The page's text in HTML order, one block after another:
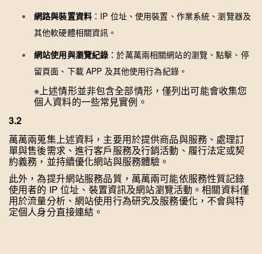
網路與裝置資料：IP 位址、使用裝置、作業系統、瀏覽器及
其他軟硬體相關資訊。
網站使用與瀏覽紀錄 ：於萬萬兩相關網站的瀏覽、點擊、停
留頁面、下載 APP 及其他使用行為紀錄。
※上述情形並非包含全部情形，僅列出可能會收集您
個人資料的一些常見實例。
3.2
萬萬兩蒐集上述資料，主要用於提供商品與服務、處理訂
單與售後需求、進行客戶服務及行銷活動、履行法定或契
約義務，並持續優化網站與服務體驗。
此外，為提升網站服務品質，萬萬兩可能依服務性質記錄
使用者的 IP 位址、裝置資訊及網站瀏覽活動。相關資料僅
用於流量分析、網站使用行為研究及服務優化，不會與特
定個人身分直接連結。